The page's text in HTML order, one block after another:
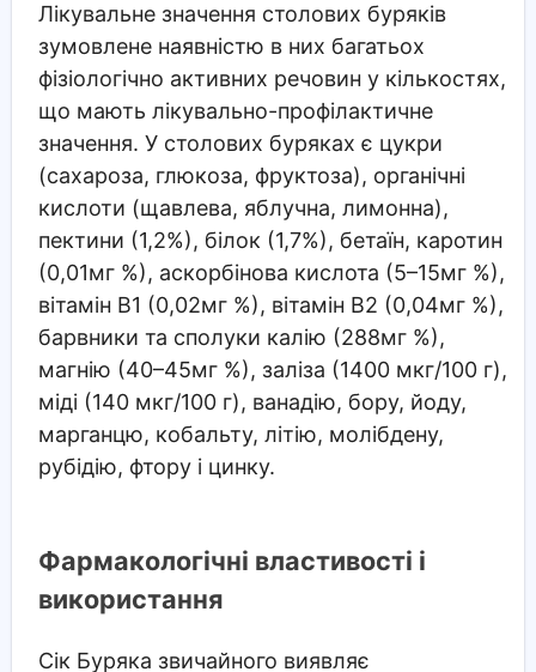
Лікувальне значення столових буряків
зумовлене наявністю в них багатьох
фізіологічно активних речовин у кількостях,
що мають лікувально-профілактичне
значення. У столових буряках є цукри
(сахароза, глюкоза, фруктоза), органічні
кислоти (щавлева, яблучна, лимонна),
пектини (1,2%), білок (1,7%), бетаїн, каротин
(0,01мг %), аскорбінова кислота (5–15мг %),
вітамін В1 (0,02мг %), вітамін В2 (0,04мг %),
барвники та сполуки калію (288мг %),
магнію (40–45мг %), заліза (1400 мкг/100 г),
міді (140 мкг/100 г), ванадію, бору, йоду,
марганцю, кобальту, літію, молібдену,
рубідію, фтору і цинку.
Фармакологічні властивості і
використання
Сік Буряка звичайного виявляє